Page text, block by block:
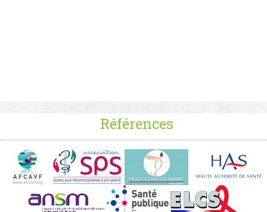
Références